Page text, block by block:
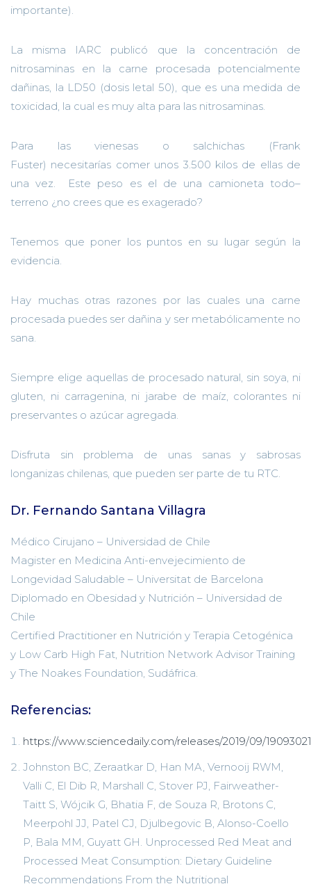
importante)
La misma IARC publicó que la concentración de
nitrosaminas en la carne procesada potencialmente
dañinas la LD50 (dosis letal 50),
que es una medida de
toxicidad, la cual es muy alta para las nitrosaminas.
Para las vienesas o salchichas
(Frank
Fuster) necesitarías comer unos 3.500 kilos de ellas de
una vez. Este peso es el de una camioneta todo–
terreno ¿no crees que es exagerado?
Tenemos que poner los puntos en su lugar según la
evidencia.
Hay muchas otras razones por las cuales una carne
procesada puedes ser dañina y ser metabólicamente no
sana.
Siempre elige aquellas de procesado natural, sin soya, ni
gluten, ni carragenina, ni jarabe de maíz, colorantes ni
preservantes o azúcar agregada.
Disfruta sin problema de unas sanas y sabrosas
longanizas chilenas, que pueden ser parte de tu RTC.
Dr. Fernando Santana Villagra
Médico Cirujano – Universidad de Chile
Magister en Medicina Anti-envejecimiento de
Longevidad Saludable – Universitat de Barcelona
Diplomado en Obesidad y Nutrición – Universidad de
Chile
Certified Practitioner en Nutrición y Terapia Cetogénica
y Low Carb High Fat, Nutrition Network Advisor Training
y The Noakes Foundation, Sudáfrica.
Referencias:
https://www.sciencedaily.com/releases/2019/09/
Johnston BC, Zeraatkar D, Han MA, Vernooij RWM,
Valli C, El Dib R, Marshall C, Stover PJ, Fairweather-
Taitt S, Wójcik G, Bhatia F, de Souza R, Brotons C,
Meerpohl JJ, Patel CJ, Djulbegovic B, Alonso-Coello
P, Bala MM, Guyatt GH. Unprocessed Red Meat and
Processed Meat Consumption: Dietary Guideline
Recommendations From the Nutritional